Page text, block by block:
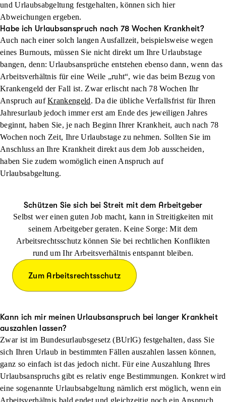
und Urlaubsabgeltung festgehalten, können sich hier
Abweichungen ergeben.
Habe ich Urlaubsanspruch nach 78 Wochen Krankheit?
Auch nach einer solch langen Ausfallzeit, beispielsweise wegen
eines Burnouts, müssen Sie nicht direkt um Ihre Urlaubstage
bangen, denn: Urlaubsansprüche entstehen ebenso dann, wenn das
Arbeitsverhältnis für eine Weile „ruht“, wie das beim Bezug von
Krankengeld der Fall ist. Zwar erlischt nach 78 Wochen Ihr
Anspruch aufKrankengeld. Da die übliche Verfallsfrist für Ihren
Jahresurlaub jedoch immer erst am Ende des jeweiligen Jahres
beginnt, haben Sie, je nach Beginn Ihrer Krankheit, auch nach 78
Wochen noch Zeit, Ihre Urlaubstage zu nehmen. Sollten Sie im
Anschluss an Ihre Krankheit direkt aus dem Job ausscheiden,
haben Sie zudem womöglich einen Anspruch auf
Urlaubsabgeltung.
Schützen Sie sich bei Streit mit dem Arbeitgeber
Selbst wer einen guten Job macht, kann in Streitigkeiten mit
seinem Arbeitgeber geraten. Keine Sorge: Mit dem
Arbeitsrechtsschutz können Sie bei rechtlichen Konflikten
rund um Ihr Arbeitsverhältnis entspannt bleiben.
Zum Arbeitsrechtsschutz
Kann ich mir meinen Urlaubsanspruch bei langer Krankheit
auszahlen lassen?
Zwar ist im Bundesurlaubsgesetz (BUrlG) festgehalten, dass Sie
sich Ihren Urlaub in bestimmten Fällen auszahlen lassen können,
ganz so einfach ist das jedoch nicht. Für eine Auszahlung Ihres
Urlaubsanspruchs gibt es relativ enge Bestimmungen. Konkret wird
eine sogenannte Urlaubsabgeltung nämlich erst möglich, wenn ein
Arbeitsverhältnis bald endet und gleichzeitig noch ein Anspruch